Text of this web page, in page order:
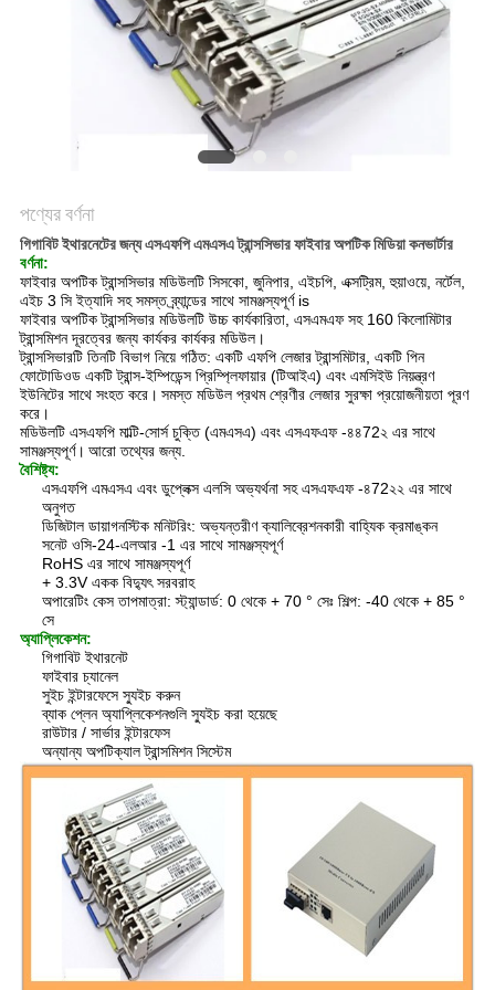
POLICY
পণ্যের বর্ণনা
গিগাবিট ইথারনেটের জন্য এসএফপি এমএসএ ট্রান্সসিভার ফাইবার অপটিক মিডিয়া কনভার্টার
বর্ণনা:
ফাইবার অপটিক ট্রান্সসিভার মডিউলটি সিসকো, জুনিপার, এইচপি, এক্সট্রিম, হুয়াওয়ে, নর্টেল,
এইচ 3 সি ইত্যাদি সহ সমস্ত ব্র্যান্ডের সাথে সামঞ্জস্যপূর্ণ is
ফাইবার অপটিক ট্রান্সসিভার মডিউলটি উচ্চ কার্যকারিতা, এসএমএফ সহ 160 কিলোমিটার
ট্রান্সমিশন দূরত্বের জন্য কার্যকর কার্যকর মডিউল।
ট্রান্সসিভারটি তিনটি বিভাগ নিয়ে গঠিত: একটি এফপি লেজার ট্রান্সমিটার, একটি পিন
ফোটোডিওড একটি ট্রান্স-ইম্পিডেন্স প্রিম্প্লিফায়ার (টিআইএ) এবং এমসিইউ নিয়ন্ত্রণ
ইউনিটের সাথে সংহত করে। সমস্ত মডিউল প্রথম শ্রেণীর লেজার সুরক্ষা প্রয়োজনীয়তা পূরণ
করে।
মডিউলটি এসএফপি মাল্টি-সোর্স চুক্তি (এমএসএ) এবং এসএফএফ -৪৪72২ এর সাথে
সামঞ্জস্যপূর্ণ। আরো তথ্যের জন্য.
বৈশিষ্ট্য:
এসএফপি এমএসএ এবং ডুপ্লেক্স এলসি অভ্যর্থনা সহ এসএফএফ -৪72২২ এর সাথে
অনুগত
ডিজিটাল ডায়াগনস্টিক মনিটরিং: অভ্যন্তরীণ ক্যালিব্রেশনকারী বাহ্যিক ক্রমাঙ্কন
সনেট ওসি-24-এলআর -1 এর সাথে সামঞ্জস্যপূর্ণ
RoHS এর সাথে সামঞ্জস্যপূর্ণ
+ 3.3V একক বিদ্যুৎ সরবরাহ
অপারেটিং কেস তাপমাত্রা: স্ট্যান্ডার্ড: 0 থেকে + 70 ° সেঃ শিল্প: -40 থেকে + 85 °
সে
অ্যাপ্লিকেশন:
গিগাবিট ইথারনেট
ফাইবার চ্যানেল
সুইচ ইন্টারফেসে স্যুইচ করুন
ব্যাক প্লেন অ্যাপ্লিকেশনগুলি স্যুইচ করা হয়েছে
রাউটার / সার্ভার ইন্টারফেস
অন্যান্য অপটিক্যাল ট্রান্সমিশন সিস্টেম